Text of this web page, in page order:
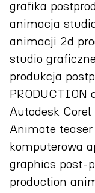
grafika
animacja
animacji 2d
studio
produkcja
Autodesk
Animate
komputerowa
graphics post-
production